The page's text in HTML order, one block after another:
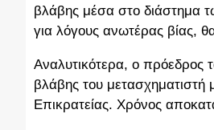
βλάβης μέσα στο διάστημα
για λόγους ανωτέρας βίας,
Αναλυτικότερα, ο πρόεδρος
βλάβης του μετασχηματιστή
Επικρατείας. Χρόνος